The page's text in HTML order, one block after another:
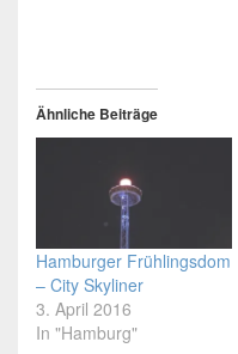
Ähnliche Beiträge
Hamburger Frühlingsdom
– City Skyliner
3. April 2016
In "Hamburg"